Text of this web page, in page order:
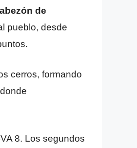
de
pueblo, desde
cerros, formando
8. Los segundos